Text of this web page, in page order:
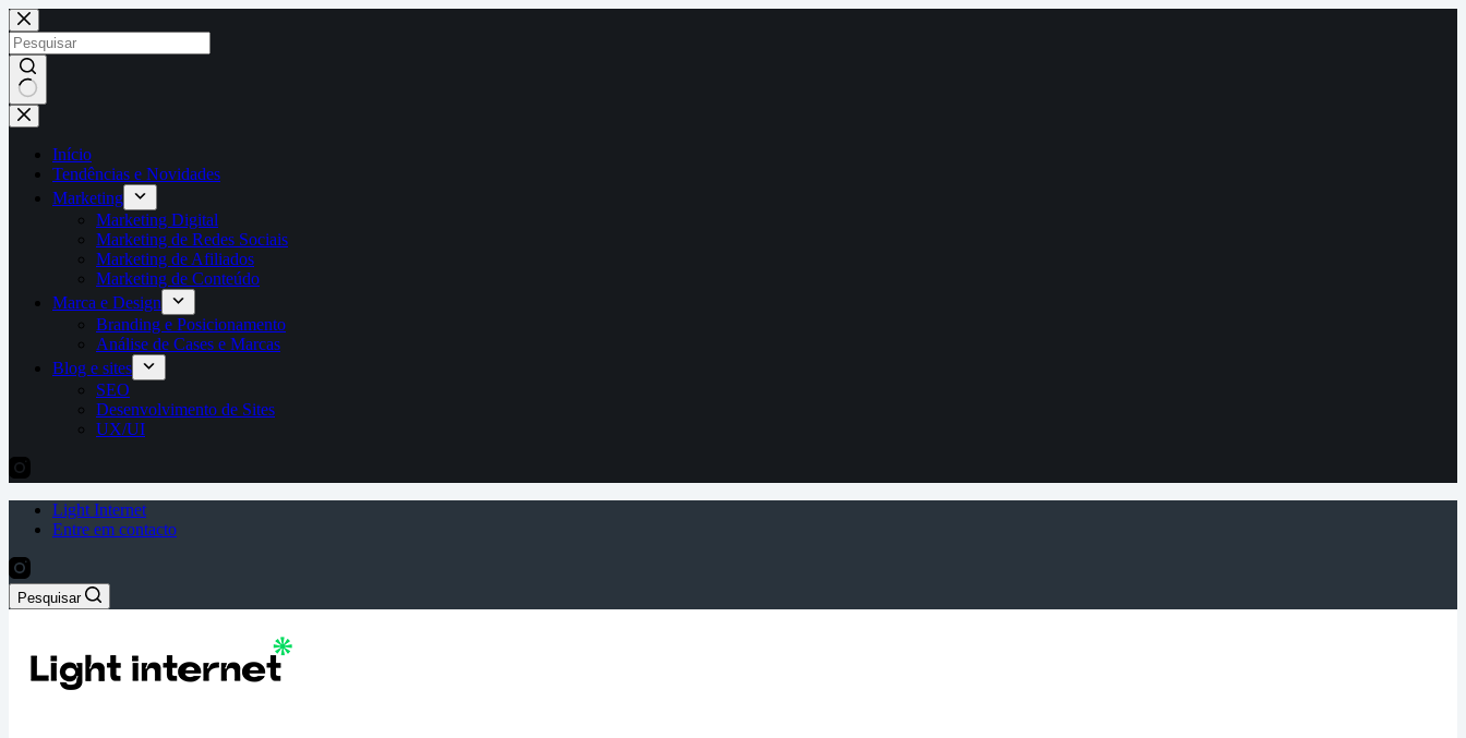
Pular
para
o
conteúdo
Sem
resultados
Início
Tendências e Novidades
Marketing
Marketing Digital
Marketing de Redes Sociais
Marketing de Afiliados
Marketing de Conteúdo
Marca e Design
Branding e Posicionamento
Análise de Cases e Marcas
Blog e sites
SEO
Desenvolvimento de Sites
UX/UI
Light Internet
Entre em contacto
Pesquisar